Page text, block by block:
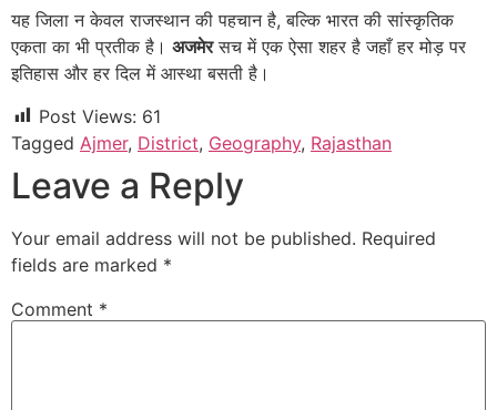
यह जिला न केवल राजस्थान की पहचान है, बल्कि भारत की सांस्कृतिक
एकता का भी प्रतीक है। अजमेरसच में एक ऐसा शहर है जहाँ हर मोड़ पर
इतिहास और हर दिल में आस्था बसती है।
Post Views: 61
Tagged Ajmer, District, Geography, Rajasthan
Leave a Reply
Your email address will not be published. Required
fields are marked *
Comment *